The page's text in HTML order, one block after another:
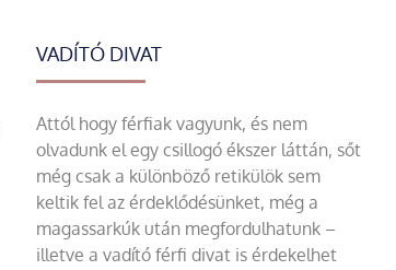
VADÍTÓ DIVAT
Attól hogy férfiak vagyunk, és nem
olvadunk el egy csillogó ékszer láttán, sőt
még csak a különböző retikülök sem
keltik fel az érdeklődésünket, még a
magassarkúk után megfordulhatunk –
illetve a vadító férfi divat is érdekelhet